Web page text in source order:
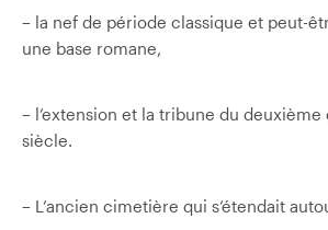
– la nef de période classique et peut-
une base romane,
– l’extension et la tribune du deuxième
siècle.
– L’ancien cimetière qui s’étendait